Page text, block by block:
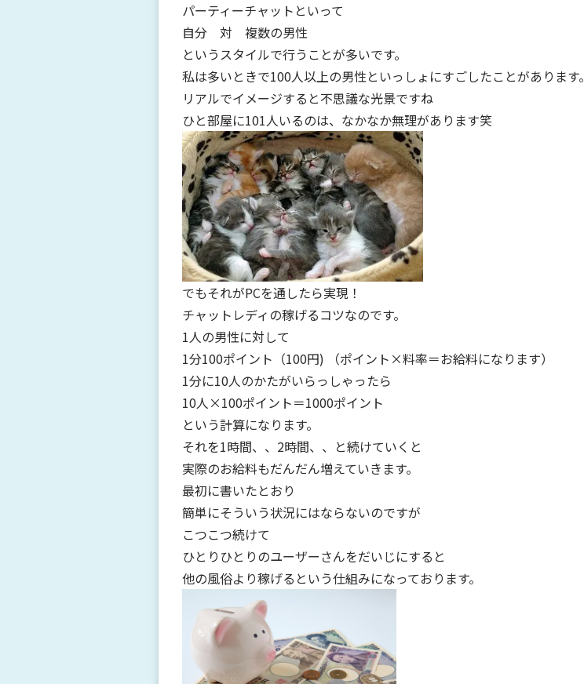
パーティーチャットといって
自分 対 複数の男性
というスタイルで行うことが多いです。
私は多いときで100人以上の男性といっしょにすごしたことがあります。
リアルでイメージすると不思議な光景ですね
ひと部屋に101人いるのは、なかなか無理があります笑
でもそれがPCを通したら実現！
チャットレディの稼げるコツなのです。
1人の男性に対して
1分100ポイント（100円) （ポイント×料率＝お給料になります）
1分に10人のかたがいらっしゃったら
10人×100ポイント＝1000ポイント
という計算になります。
それを1時間、、2時間、、と続けていくと
実際のお給料もだんだん増えていきます。
最初に書いたとおり
簡単にそういう状況にはならないのですが
こつこつ続けて
ひとりひとりのユーザーさんをだいじにすると
他の風俗より稼げるという仕組みになっております。